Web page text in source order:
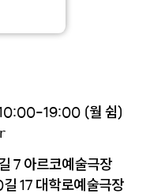
19:00 (월 쉼)
7 아르코예술극장
17 대학로예술극장